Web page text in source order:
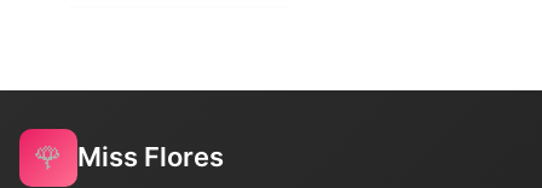
🌹 Miss Flores